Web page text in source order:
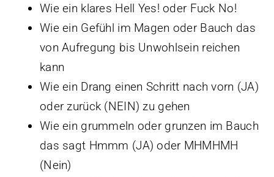
Wie ein klares Hell Yes! oder Fuck No!
Wie ein Gefühl im Magen oder Bauch das
von Aufregung bis Unwohlsein reichen
kann
Wie ein Drang einen Schritt nach vorn (JA)
oder zurück (NEIN) zu gehen
Wie ein grummeln oder grunzen im Bauch
das sagt Hmmm (JA) oder MHMHMH
(Nein)